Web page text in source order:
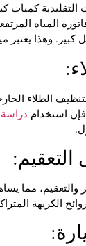
كميات
المياه
كبير. وهذا يعتبر
لتنظيف الطلاء
فإن استخدام
والتعقيم، مما
الكريهة